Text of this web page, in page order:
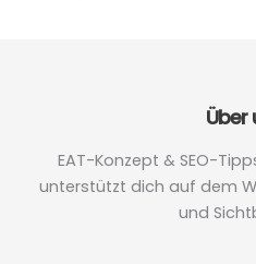
Über
EAT-Konzept & SEO-
unterstützt dich auf dem
und